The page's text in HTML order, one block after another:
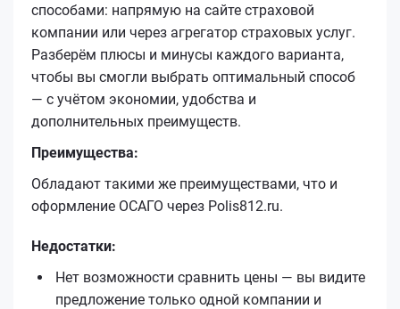
способами: напрямую на сайте страховой
компании или через агрегатор страховых услуг.
Разберём плюсы и минусы каждого варианта,
чтобы вы смогли выбрать оптимальный способ
— с учётом экономии, удобства и
дополнительных преимуществ.
Преимущества:
Обладают такими же преимуществами, что и
оформление ОСАГО через Polis812.ru.
Недостатки:
Нет возможности сравнить цены — вы видите
предложение только одной компании и